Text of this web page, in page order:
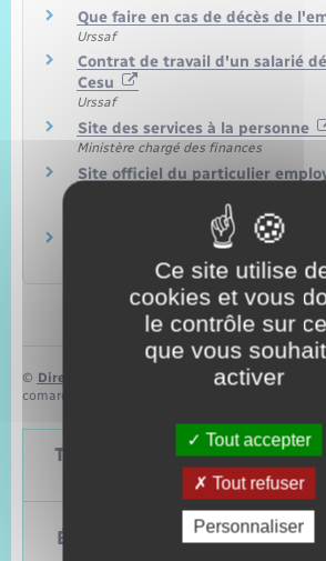
Que faire en cas de décès de
Urssaf
Contrat de travail d'un salarié
Cesu
Urssaf
Site des services à la personne
Ministère chargé des finances
Site officiel du particulier
Urssaf Caisse nationale (ex-Acoss)
© Direction de l’information légale et
comarquage developpé par
Tableau – Dates et
politiques
Élections
Prochain
vote
Ce site utilise
cookies et vous
le contrôle sur
que vous
activer
Tout accepter
Tout refuser
Personnaliser